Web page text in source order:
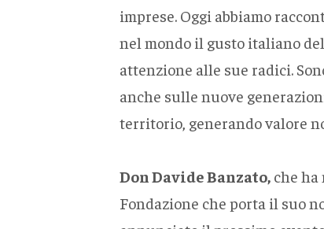
imprese. Oggi abbiamo
nel mondo il gusto italiano
attenzione alle sue radici.
anche sulle nuove
territorio, generando valore
Don Davide Banzato, che ha
Fondazione che porta il suo